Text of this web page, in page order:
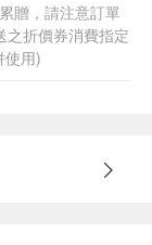
贈，請注意訂單
之折價券消費指定
使用)